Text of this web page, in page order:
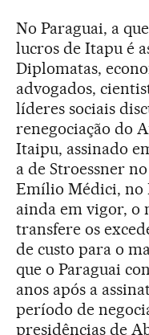
No Paraguai, a
lucros de Itapu é
Diplomatas,
advogados,
líderes sociais
renegociação do
Itaipu, assinado
a de Stroessner
Emílio Médici, no
ainda em vigor, o
transfere os
de custo para o
que o Paraguai
anos após a
período de
presidências de